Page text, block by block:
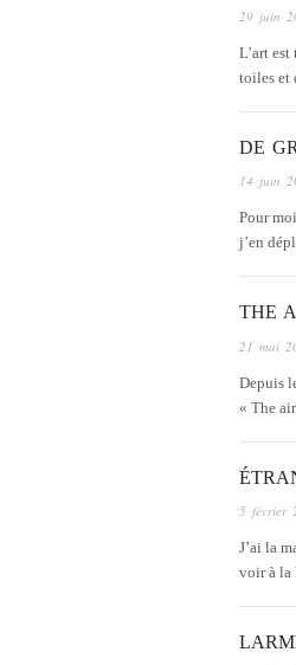
29 juin
L’art
toiles et
DE
14 juin
Pour
j’en
THE
21 mai
Depuis
« The
5 février
J’ai la
voir à la